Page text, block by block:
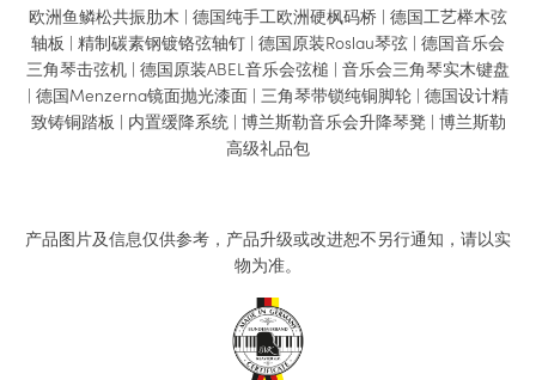
欧洲鱼鳞松共振肋木 | 德国纯手工欧洲硬枫码桥 | 德国工艺榉木弦
轴板 | 精制碳素钢镀铬弦轴钉 | 德国原装Roslau琴弦 | 德国音乐会
三角琴击弦机 | 德国原装ABEL音乐会弦槌 | 音乐会三角琴实木键盘
| 德国Menzerna镜面抛光漆面 | 三角琴带锁纯铜脚轮 | 德国设计精
致铸铜踏板 | 内置缓降系统 | 博兰斯勒音乐会升降琴凳 | 博兰斯勒
高级礼品包
产品图片及信息仅供参考，产品升级或改进恕不另行通知，请以实
物为准。